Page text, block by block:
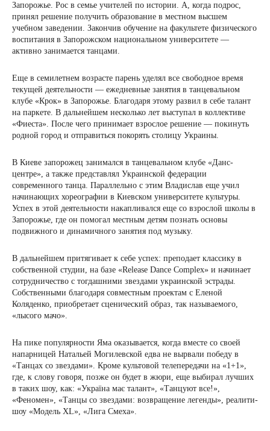
Запорожье. Рос в семье учителей по истории. А, когда подрос,
принял решение получить образование в местном высшем
учебном заведении. Закончив обучение на факультете физического
воспитания в Запорожском национальном университете —
активно занимается танцами.
Еще в семилетнем возрасте парень уделял все свободное время
текущей деятельности — ежедневные занятия в танцевальном
клубе «Крок» в Запорожье. Благодаря этому развил в себе талант
на паркете. В дальнейшем несколько лет выступал в коллективе
«Фиеста». После чего принимает взрослое решение — покинуть
родной город и отправиться покорять столицу Украины.
В Киеве запорожец занимался в танцевальном клубе «Данс-
центре», а также представлял Украинской федерации
современного танца. Параллельно с этим Владислав еще учил
начинающих хореографии в Киевском университете культуры.
Успех в этой деятельности накапливался еще со взрослой школы в
Запорожье, где он помогал местным детям познать основы
подвижного и динамичного занятия под музыку.
В дальнейшем притягивает к себе успех: преподает классику в
собственной студии, на базе «Release Dance Complex» и начинает
сотрудничество с тогдашними звездами украинской эстрады.
Собственными благодаря совместным проектам с Еленой
Коляденко, приобретает сценический образ, так называемого,
«лысого мачо».
На пике популярности Яма оказывается, когда вместе со своей
напарницей Натальей Могилевской едва не вырвали победу в
«Танцах со звездами». Кроме культовой телепередачи на «1+1»,
где, к слову говоря, позже он будет в жюри, еще выбирал лучших
в таких шоу, как: «Україна має талант», «Танцуют все!»,
«Феномен», «Танцы со звездами: возвращение легенды», реалити-
шоу «Модель XL», «Лига Смеха».